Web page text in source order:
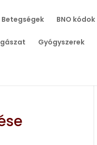
Betegségek BNO kódok
Gyógyszerek